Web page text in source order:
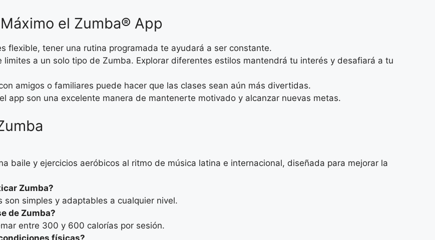
el Zumba® App
flexible, tener una rutina programada te ayudará a ser constante.
limites a un solo tipo de Zumba. Explorar diferentes estilos mantendrá tu interés y desafiará a tu
amigos o familiares puede hacer que las clases sean aún más divertidas.
app son una excelente manera de mantenerte motivado y alcanzar nuevas metas.
baile y ejercicios aeróbicos al ritmo de música latina e internacional, diseñada para mejorar la
Zumba?
simples y adaptables a cualquier nivel.
de Zumba?
entre 300 y 600 calorías por sesión.
físicas?